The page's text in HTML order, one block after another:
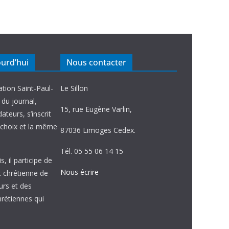
Saint-Paul-
journal,
s’inscrit
et la même
il participe de
chrétienne de
et des
qui
Nous contacter
Le Sillon
15, rue Eugène Varlin,
87036 Limoges Cedex.
Tél. 05 55 06 14 15
Nous écrire